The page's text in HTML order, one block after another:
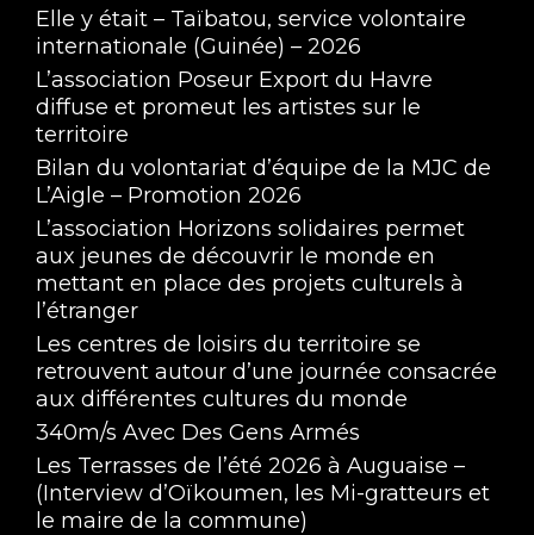
Elle y était – Taïbatou, service volontaire
internationale (Guinée) – 2026
L’association Poseur Export du Havre
diffuse et promeut les artistes sur le
territoire
Bilan du volontariat d’équipe de la MJC de
L’Aigle – Promotion 2026
L’association Horizons solidaires permet
aux jeunes de découvrir le monde en
mettant en place des projets culturels à
l’étranger
Les centres de loisirs du territoire se
retrouvent autour d’une journée consacrée
aux différentes cultures du monde
340m/s Avec Des Gens Armés
Les Terrasses de l’été 2026 à Auguaise –
(Interview d’Oïkoumen, les Mi-gratteurs et
le maire de la commune)